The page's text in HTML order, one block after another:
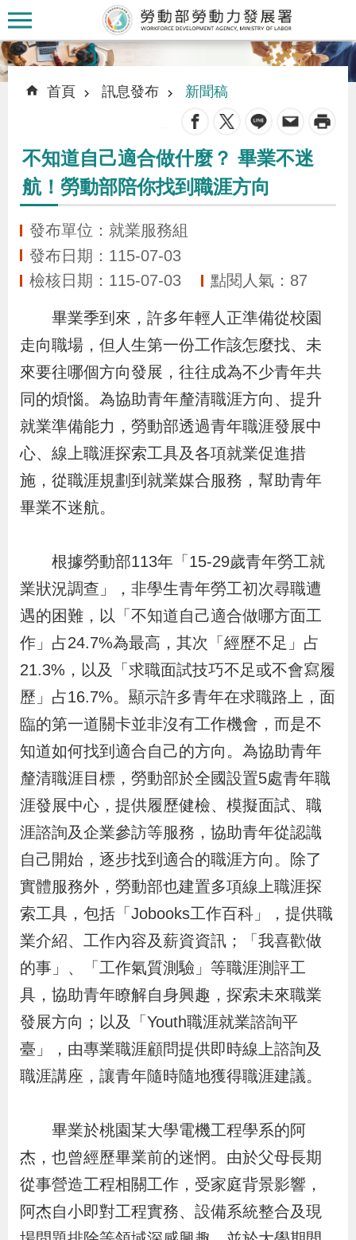
跳到主要內容區塊
識
署
訊
發
布
民
服
務
專
區
申
辦
宣
導
專
區
相
關
連
結
網
站
導
民
意
信
文
字
客
統
計
資
E
n
g
s
h
回
首
頁
R
S
S
隱
:::
::: 首頁 訊息發布 新聞稿
不知道自己適合做什麼？ 畢業不迷
航！勞動部陪你找到職涯方向
發布單位：就業服務組
發布日期：115-07-03
檢核日期：115-07-03
點閱人氣：87
畢業季到來，許多年輕人正準備從校園
走向職場，但人生第一份工作該怎麼找、未
來要往哪個方向發展，往往成為不少青年共
同的煩惱。為協助青年釐清職涯方向、提升
就業準備能力，勞動部透過青年職涯發展中
心、線上職涯探索工具及各項就業促進措
施，從職涯規劃到就業媒合服務，幫助青年
畢業不迷航。
根據勞動部113年「15-29歲青年勞工就
業狀況調查」，非學生青年勞工初次尋職遭
遇的困難，以「不知道自己適合做哪方面工
作」占24.7%為最高，其次「經歷不足」占
21.3%，以及「求職面試技巧不足或不會寫履
歷」占16.7%。顯示許多青年在求職路上，面
臨的第一道關卡並非沒有工作機會，而是不
知道如何找到適合自己的方向。為協助青年
釐清職涯目標，勞動部於全國設置5處青年職
涯發展中心，提供履歷健檢、模擬面試、職
涯諮詢及企業參訪等服務，協助青年從認識
自己開始，逐步找到適合的職涯方向。除了
實體服務外，勞動部也建置多項線上職涯探
索工具，包括「Jobooks工作百科」，提供職
業介紹、工作內容及薪資資訊；「我喜歡做
的事」、「工作氣質測驗」等職涯測評工
具，協助青年瞭解自身興趣，探索未來職業
發展方向；以及「Youth職涯就業諮詢平
臺」，由專業職涯顧問提供即時線上諮詢及
職涯講座，讓青年隨時隨地獲得職涯建議。
畢業於桃園某大學電機工程學系的阿
杰，也曾經歷畢業前的迷惘。由於父母長期
從事營造工程相關工作，受家庭背景影響，
阿杰自小即對工程實務、設備系統整合及現